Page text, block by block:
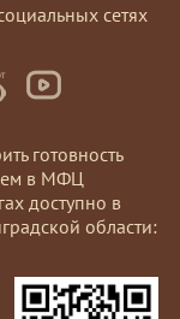
сетях
готовность
в МФЦ
доступно в
области: